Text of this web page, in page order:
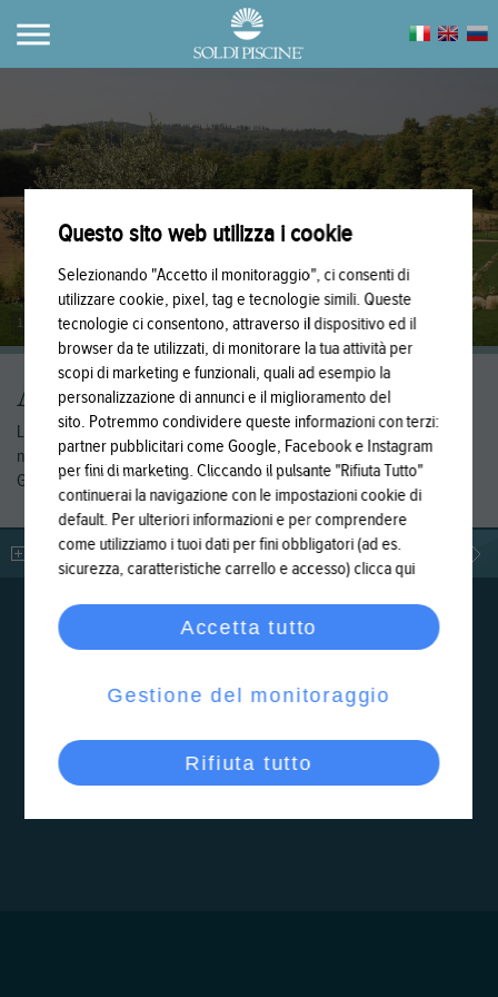
1
A SKIMMER
La semplicità a portata di mano. Le locations dei set fotografici delle
nostre piscine in Mosaico e in PVC sono: Brescia, Milano, Desenzano,
Gavardo Salò e Iseo (BS).
LEGGI DI PIÙ
Questo sito web utilizza i cookie
Selezionando "Accetto il monitoraggio", ci consenti di
utilizzare cookie, pixel, tag e tecnologie simili. Queste
tecnologie ci consentono, attraverso il dispositivo ed il
browser da te utilizzati, di monitorare la tua attività per
scopi di marketing e funzionali, quali ad esempio la
personalizzazione di annunci e il miglioramento del
sito. Potremmo condividere queste informazioni con terzi:
partner pubblicitari come Google, Facebook e Instagram
per fini di marketing. Cliccando il pulsante "Rifiuta Tutto"
continuerai la navigazione con le impostazioni cookie di
default. Per ulteriori informazioni e per comprendere
come utilizziamo i tuoi dati per fini obbligatori (ad es.
sicurezza, caratteristiche carrello e accesso)clicca qui
Rifiuta tutto
Gestione del monitoraggio
Accetta tutto